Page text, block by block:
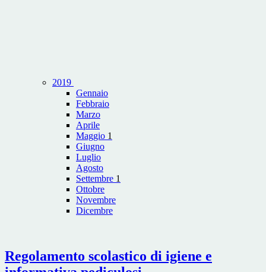
2019
Gennaio
Febbraio
Marzo
Aprile
Maggio 1
Giugno
Luglio
Agosto
Settembre 1
Ottobre
Novembre
Dicembre
Regolamento scolastico di igiene e